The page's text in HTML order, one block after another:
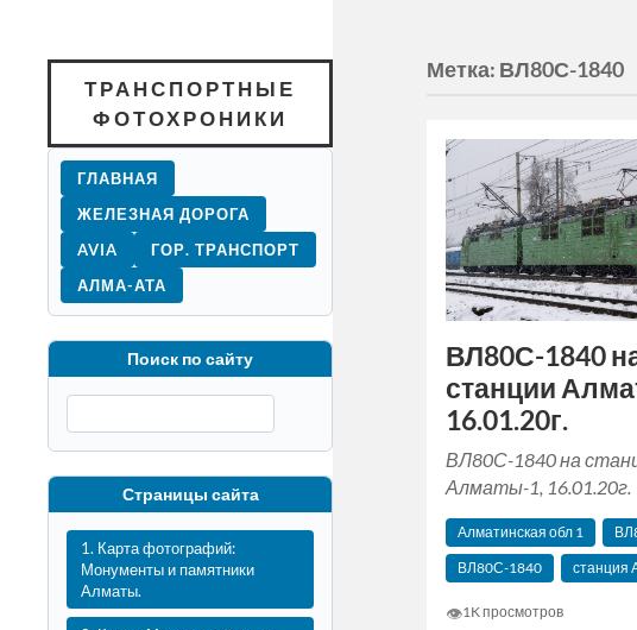
ТРАНСПОРТНЫЕ
ФОТОХРОНИКИ
ГЛАВНАЯ
ЖЕЛЕЗНАЯ ДОРОГА
AVIA
ГОР. ТРАНСПОРТ
АЛМА-АТА
Поиск по сайту
Страницы сайта
1. Карта фотографий:
Монументы и памятники
Алматы.
Метка: ВЛ80С-1840
ВЛ80С-1840
станции
16.01.20г.
ВЛ80С-1840 на
Алматы-1, 16.01.20г.
Алматинская‬ обл 1
ВЛ80С-1840
станция
👁1K просмотров